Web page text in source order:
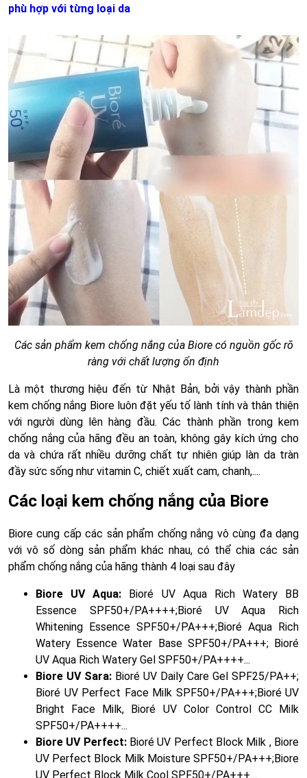
phù hợp với từng loại da
Các sản phẩm kem chống nắng của Biore có nguồn gốc rõ
ràng với chất lượng ổn định
Là một thương hiệu đến từ Nhật Bản, bởi vậy thành phần
kem chống nắng Biore luôn đặt yếu tố lành tính và thân thiện
với người dùng lên hàng đầu. Các thành phần trong kem
chống nắng của hãng đều an toàn, không gây kích ứng cho
da và chứa rất nhiều dưỡng chất tự nhiên giúp làn da tràn
đầy sức sống như vitamin C, chiết xuất cam, chanh,....
Các loại kem chống nắng của Biore
Biore cung cấp các sản phẩm chống nắng vô cùng đa dạng
với vô số dòng sản phẩm khác nhau, có thể chia các sản
phẩm chống nắng của hãng thành 4 loại sau đây
Biore UV Aqua: Bioré UV Aqua Rich Watery BB
Essence SPF50+/PA++++;Bioré UV Aqua Rich
Whitening Essence SPF50+/PA+++;Bioré Aqua Rich
Watery Essence Water Base SPF50+/PA+++; Bioré
UV Aqua Rich Watery Gel SPF50+/PA++++...
Biore UV Sara: Bioré UV Daily Care Gel SPF25/PA++;
Bioré UV Perfect Face Milk SPF50+/PA+++;Bioré UV
Bright Face Milk, Bioré UV Color Control CC Milk
SPF50+/PA++++...
Biore UV Perfect:Bioré UV Perfect Block Milk , Biore
UV Perfect Block Milk Moisture SPF50+/PA+++;Biore
UV Perfect Block Milk Cool SPF50+/PA+++…